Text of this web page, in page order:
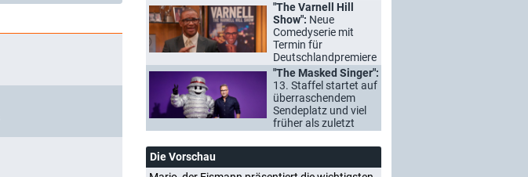
"The Varnell Hill
Show": Neue
Comedyserie mit
Termin für
Deutschlandpremiere
"The Masked Singer":
13. Staffel startet auf
überraschendem
Sendeplatz und viel
früher als zuletzt
Die Vorschau